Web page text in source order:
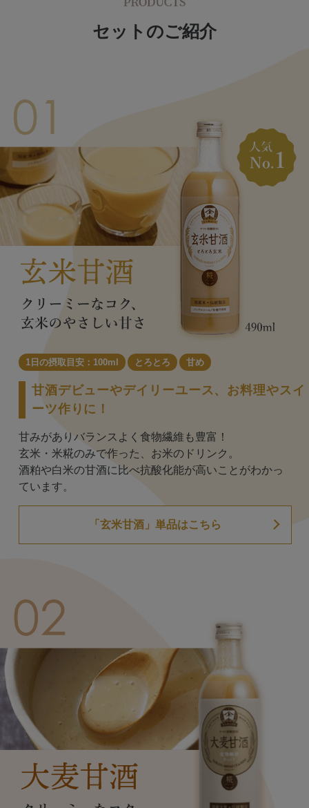
セットのご紹介
1日の摂取目安：100ml とろとろ 甘め
甘酒デビューやデイリーユース、お料理やスイ
ーツ作りに！
甘みがありバランスよく食物繊維も豊富！
玄米・米糀のみで作った、お米のドリンク。
酒粕や白米の甘酒に比べ抗酸化能が高いことがわかっ
ています。
「玄米甘酒」単品はこちら